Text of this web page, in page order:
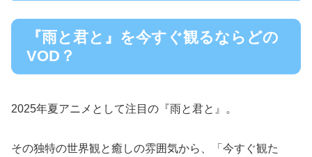
『雨と君と』を今すぐ観るならどの
VOD？
2025年夏アニメとして注目の『雨と君と』。
その独特の世界観と癒しの雰囲気から、「今すぐ観た